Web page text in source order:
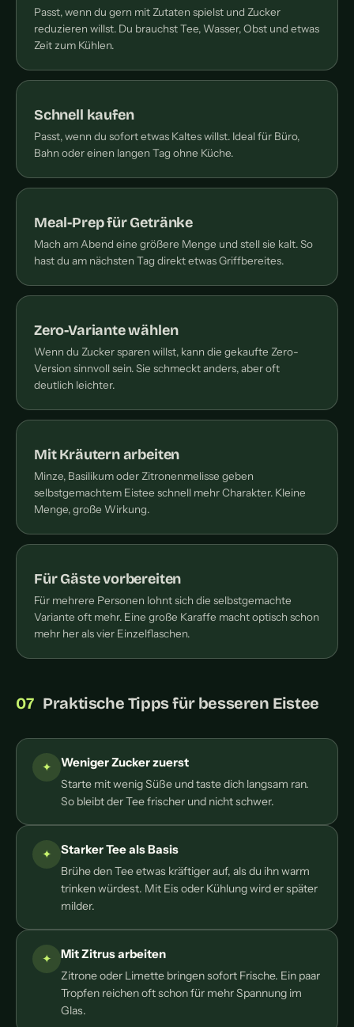
Passt, wenn du gern mit Zutaten spielst und Zucker
reduzieren willst. Du brauchst Tee, Wasser, Obst und etwas
Zeit zum Kühlen.
Schnell kaufen
Passt, wenn du sofort etwas Kaltes willst. Ideal für Büro,
Bahn oder einen langen Tag ohne Küche.
Meal-Prep für Getränke
Mach am Abend eine größere Menge und stell sie kalt. So
hast du am nächsten Tag direkt etwas Griffbereites.
Zero-Variante wählen
Wenn du Zucker sparen willst, kann die gekaufte Zero-
Version sinnvoll sein. Sie schmeckt anders, aber oft
deutlich leichter.
Mit Kräutern arbeiten
Minze, Basilikum oder Zitronenmelisse geben
selbstgemachtem Eistee schnell mehr Charakter. Kleine
Menge, große Wirkung.
Für Gäste vorbereiten
Für mehrere Personen lohnt sich die selbstgemachte
Variante oft mehr. Eine große Karaffe macht optisch schon
mehr her als vier Einzelflaschen.
Praktische Tipps für besseren Eistee
Weniger Zucker zuerst
Starte mit wenig Süße und taste dich langsam ran.
So bleibt der Tee frischer und nicht schwer.
Starker Tee als Basis
Brühe den Tee etwas kräftiger auf, als du ihn warm
trinken würdest. Mit Eis oder Kühlung wird er später
milder.
Mit Zitrus arbeiten
Zitrone oder Limette bringen sofort Frische. Ein paar
Tropfen reichen oft schon für mehr Spannung im
Glas.